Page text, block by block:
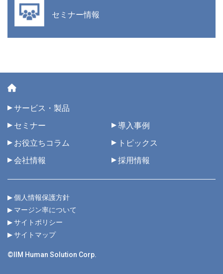
セミナー情報
サービス・製品
セミナー
導入事例
お役立ちコラム
トピックス
会社情報
採用情報
個人情報保護方針
マージン率について
サイトポリシー
サイトマップ
©IIM Human Solution Corp.